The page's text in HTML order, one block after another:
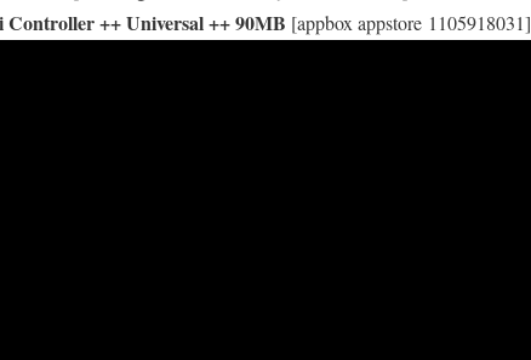
++ Universal ++ 90MB [appbox appstore 1105918031]